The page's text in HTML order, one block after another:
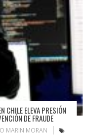
CHILE ELEVA PRESIÓN
DE FRAUDE
MARIN MORAN